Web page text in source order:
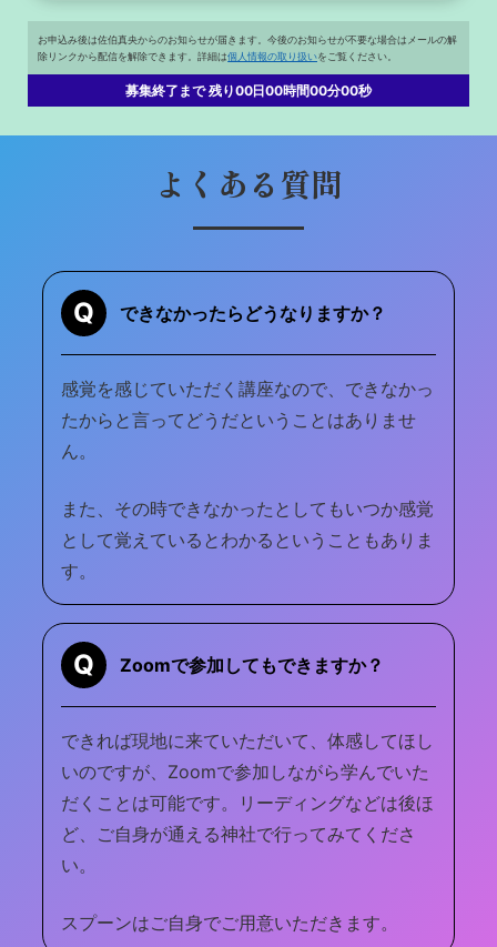
お申込み後は佐伯真央からのお知らせが届きます。今後のお知らせが不要な場合はメールの解
除リンクから配信を解除できます。詳細は個人情報の取り扱いをご覧ください。
募集終了まで 残り00日00時間00分00秒
よくある質問
Q できなかったらどうなりますか？
感覚を感じていただく講座なので、できなかっ
たからと言ってどうだということはありませ
ん。
また、その時できなかったとしてもいつか感覚
として覚えているとわかるということもありま
す。
Q Zoomで参加してもできますか？
できれば現地に来ていただいて、体感してほし
いのですが、Zoomで参加しながら学んでいた
だくことは可能です。リーディングなどは後ほ
ど、ご自身が通える神社で行ってみてくださ
い。
スプーンはご自身でご用意いただきます。